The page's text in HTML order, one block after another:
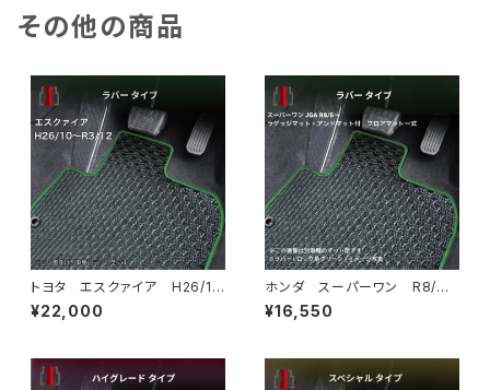
その他の商品
トヨタ エスクァイア H26/1
0〜R3/12 80系 フロアマッ
ト一式 カーマット 防水 ラバ
¥22,000
ホンダ スーパーワン R8/
5〜 JG6 ラゲッジマット・ア
ンドマット付 フロアマット一
-ONE jg6
¥16,550